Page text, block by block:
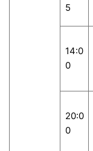
5
14:0
0
20:0
0